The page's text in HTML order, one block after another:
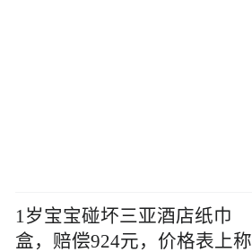
1岁宝宝碰坏三亚酒店纸巾
盒，赔偿924元，价格表上称